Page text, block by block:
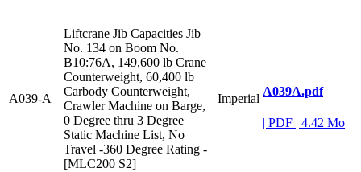
A039-A
Liftcrane Jib Capacities Jib
No. 134 on Boom No.
B10:76A, 149,600 lb Crane
Counterweight, 60,400 lb
Carbody Counterweight,
Crawler Machine on Barge,
0 Degree thru 3 Degree
Static Machine List, No
Travel -360 Degree Rating -
[MLC200 S2]
Imperial
A039A.pdf
| PDF | 4.42 Mo